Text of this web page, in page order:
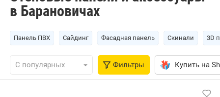
в Барановичах
Панель ПВХ Сайдинг Фасадная панель Скинали 3D
Фильтры Купить на